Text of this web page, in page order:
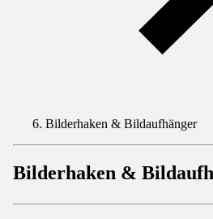
Bilderhaken & Bildaufhänger
Bilderhaken &